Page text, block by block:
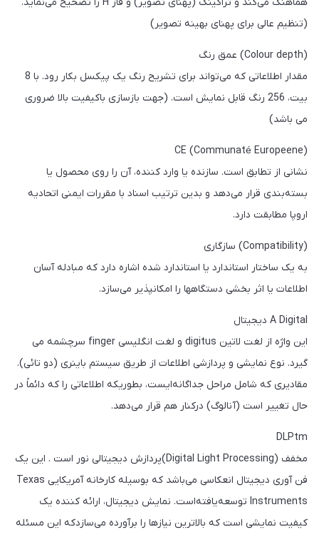
هماهنگ می‌کند و تراکینگ (پهنای تصویر) و فاز H را تصحیح می‌‌نماید.
(تنظیم عالی برای پهنای بهینه تصویر)
(Colour depth) عمق رنگ
مقدار اطلاعاتی که می‌تواند برای تشریح رنگ یک پیکسل بکار رود. با 8
بیت، 256 رنگ قابل نمایش است. (جهت بازسازی باکیفیت بالا ضروری
می باشد)
(Communaté Europeene) CE
نشانی از تطابق است. سازنده یا وارد کننده، آن را روی محصول یا
بسته‌بندی قرار می‌دهد و بدین ترتیب اسناد با مقررات ایمنی اتحادیه
اروپا مطابقت دارد.
(Compatibility) سازگاری
به یک ساختار استاندارد یا استاندارد شده اشاره دارد که مبادله آسان
اطلاعات یا اثر بخشی دستگاهها را امکانپذیر می‌سازد.
A Digital دیجیتال
این واژه از لغت لاتین digitus و لغت انگلیسی finger سرچشمه می
گیرد. نوع نمایشی و پردازشی اطلاعات از طریق سیستم باینری (دو تائی).
مقادیری که شامل مراحل جداگانه‌ایست، بطوریکه اطلاعاتی را که دائماً در
حال تغییر است (آنالوگ) درکنار هم قرار می‌دهد.
DLPtm
مخفف (Digital Light Processing)پردازش دیجیتالی نور است . این یک
فن آوری دیجیتال انعکاسی می‌باشد که بوسیله کارخانه آمریکایی Texas
Instruments توسعه‌یافته‌است. نمایش دیجیتال، ارائه کننده یک
کیفیت نمایشی است که بالاترین نیازها را برآورده می‌سازدکه این مسئله